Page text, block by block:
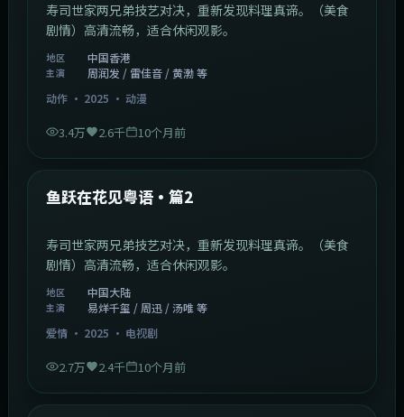
寿司世家两兄弟技艺对决，重新发现料理真谛。（美食
剧情）高清流畅，适合休闲观影。
地区 中国香港
主演
周润发 / 雷佳音 / 黄渤 等
动作· 2025 · 动漫
3.4万 2.6千 10个月前
最新
鱼跃在花见粤语·篇2
寿司世家两兄弟技艺对决，重新发现料理真谛。（美食
剧情）高清流畅，适合休闲观影。
地区 中国大陆
主演
易烊千玺 / 周迅 / 汤唯 等
爱情· 2025 · 电视剧
2.7万 2.4千 10个月前